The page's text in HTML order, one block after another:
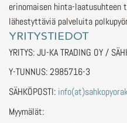
erinomaisen hinta-
lähestyttäviä palveluita
YRITYSTIEDOT
YRITYS: JU-KA TRADING OY /
Y-TUNNUS: 2985716-3
SÄHKÖPOSTI:
Myymälät: